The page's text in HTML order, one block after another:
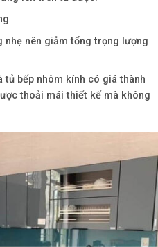
nhẹ nên giảm tổng trọng lượng
tủ bếp nhôm kính có giá thành
thoải mái thiết kế mà không